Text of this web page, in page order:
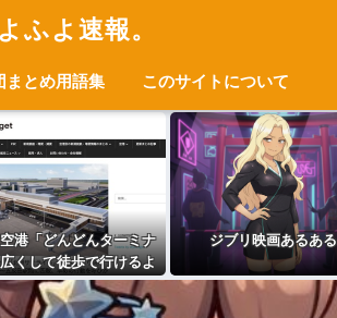
ふよ速報。
まとめ用語集 このサイトについて
港「どんどんターミナ
くして徒歩で行けるよ
ます」→搭乗口まで1キ
ロ歩かせるもよう
ジブリ映画あるある